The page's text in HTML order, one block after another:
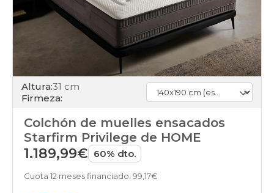
Altura:31 cm
Firmeza:
Colchón de muelles ensacados
Starfirm Privilege de HOME
1.189,99€ 60% dto.
Cuota 12 meses financiado: 99,17€